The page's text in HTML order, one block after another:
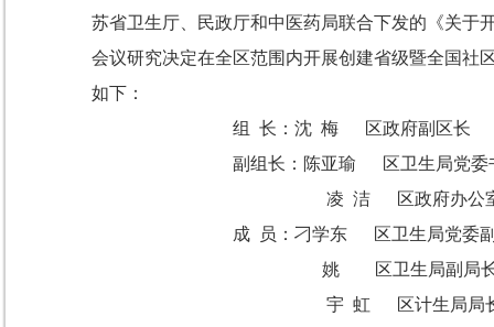
苏省卫生厅、民政厅和中医药局联合下发的《关于
会议研究决定在全区范围内开展创建省级暨全国社
如下：
组 长：沈 梅 区政府副区长
副组长：陈亚瑜 区卫生局党委
凌 洁 区政府办公
成 员：刁学东 区卫生局党委
姚 区卫生局副局
宇 虹 区计生局局